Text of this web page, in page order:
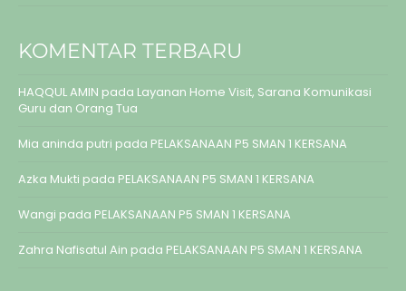
KOMENTAR TERBARU
HAQQUL AMIN pada Layanan Home Visit, Sarana Komunikasi
Guru dan Orang Tua
Mia aninda putri pada PELAKSANAAN P5 SMAN 1 KERSANA
Azka Mukti pada PELAKSANAAN P5 SMAN 1 KERSANA
Wangi pada PELAKSANAAN P5 SMAN 1 KERSANA
Zahra Nafisatul Ain pada PELAKSANAAN P5 SMAN 1 KERSANA